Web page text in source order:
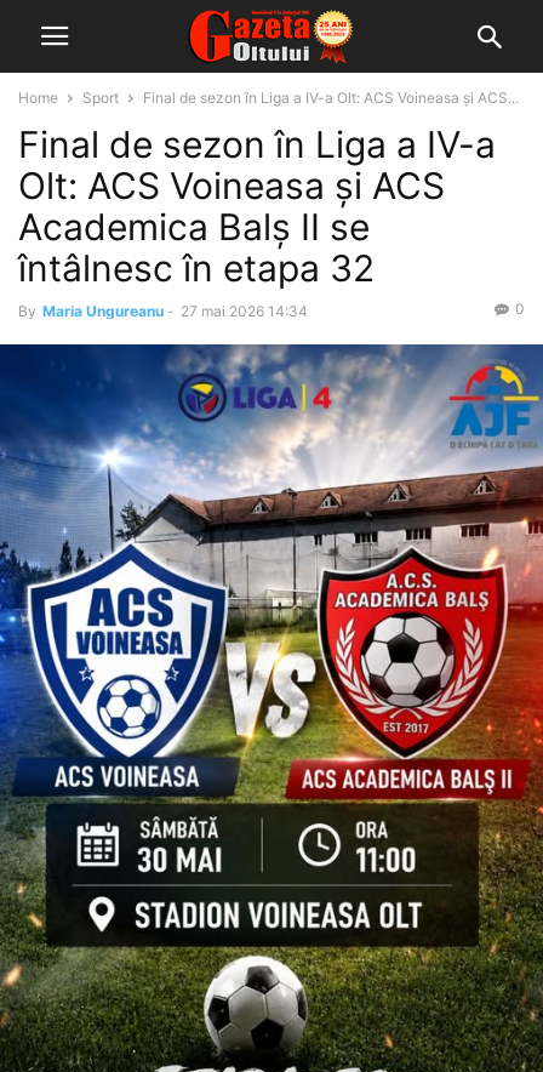
Home Sport Final de sezon în Liga a IV-a Olt: ACS Voineasa și ACS...
Final de sezon în Liga a IV-a
Olt: ACS Voineasa și ACS
Academica Balș II se
întâlnesc în etapa 32
By Maria Ungureanu - 27 mai 2026 14:34 0